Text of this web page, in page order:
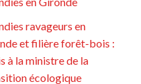
ravageurs en
et filière forêt-bois :
à la ministre de la
écologique